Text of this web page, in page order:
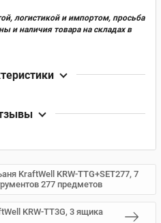
логистикой и импортом, просьба
и наличия товара на складах в
KraftWell KRW-TTG+SET277, 7
277 предметов
KRW-TT3G, 3 ящика